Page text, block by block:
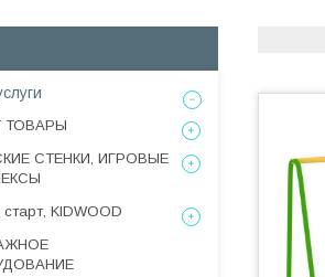
ТОВАРЫ
СТЕНКИ, ИГРОВЫЕ
KIDWOOD